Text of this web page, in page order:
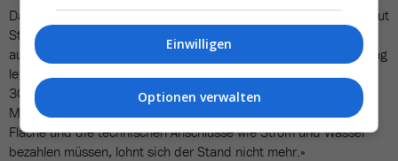
Das gilt auch für die Fespo in Zürich. Wobei eine Food-Messe laut
Stephan Amstad nicht in diesen Bereich fällt. Allein schon
aufgrund einer Klausel mit dem Messegastronomen. «Der Vertrag
legt fest, dass Gastro-Betreiber, die an der Fespo präsent sind,
30 Prozent ihres Umsatzes abliefern müssen», erklärt der
Messeleiter. «Wenn die Gastronomen dann auch noch für die
Fläche und die technischen Anschlüsse wie Strom und Wasser
bezahlen müssen, lohnt sich der Stand nicht mehr.»
Einwilligen
Optionen verwalten